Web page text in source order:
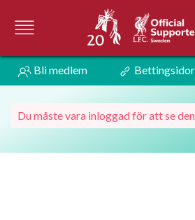
Bli medlem Bettingsidor
Du måste vara inloggad för att se